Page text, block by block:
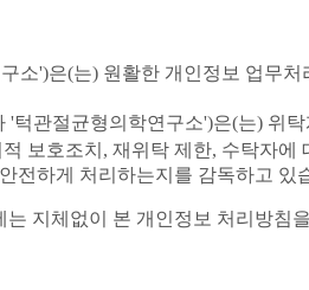
소')은(는) 원활한 개인정보 업무
'턱관절균형의학연구소')은(는) 위
보호조치, 재위탁 제한, 수탁자에
전하게 처리하는지를 감독하고 있
지체없이 본 개인정보 처리방침